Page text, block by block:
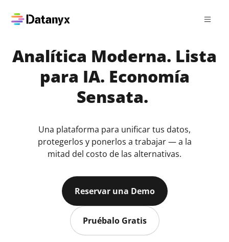
Analítica Moderna. Lista
para IA. Economía
Sensata.
Una plataforma para unificar tus datos,
protegerlos y ponerlos a trabajar — a la
mitad del costo de las alternativas.
Reservar una Demo
Pruébalo Gratis